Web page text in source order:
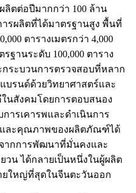
ลิตต่อปีมากกว่า 100 ล้าน
ารผลิตที่ได้มาตรฐานสูง พื้นที่
ตารางเมตรกว่า 4,000
ฐานระดับ 100,000 ตาราง
กระบวนการตรวจสอบที่หลาก
รนด์ด้วยวิทยาศาสตร์และ
นสังคมโดยการตอบสนอง
ารเคารพและดำเนินการ
และคุณภาพของผลิตภัณฑ์ได้
ากการพัฒนาที่มั่นคงและ
วน ได้กลายเป็นหนึ่งในผู้ผลิต
ยใหญ่ที่สุดในจีนตะวันออก